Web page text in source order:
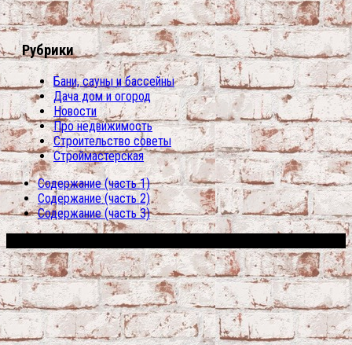
Рубрики
Бани, сауны и бассейны
Дача дом и огород
Новости
Про недвижимость
Строительство советы
Строймастерская
Содержание (часть 1)
Содержание (часть 2)
Содержание (часть 3)